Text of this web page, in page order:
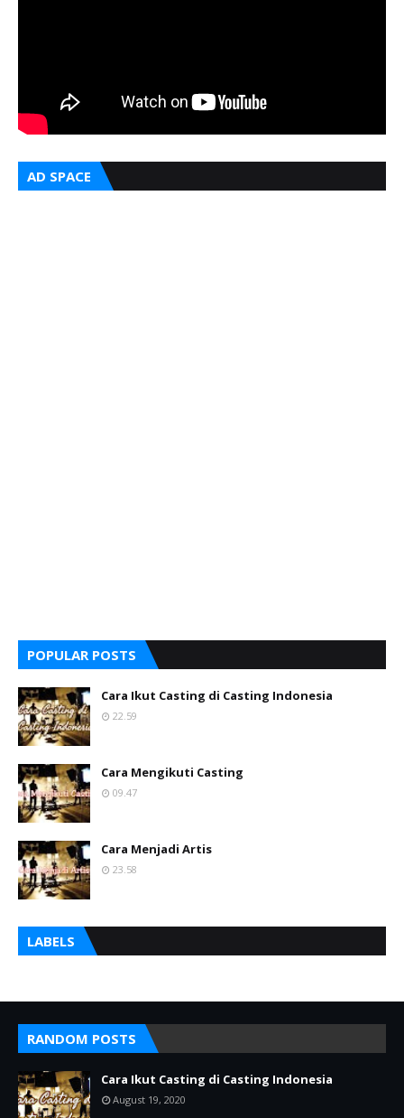
AD SPACE
POPULAR POSTS
Cara Ikut Casting di Casting Indonesia
22.59
Cara Mengikuti Casting
09.47
Cara Menjadi Artis
23.58
LABELS
RANDOM POSTS
Cara Ikut Casting di Casting Indonesia
August 19, 2020